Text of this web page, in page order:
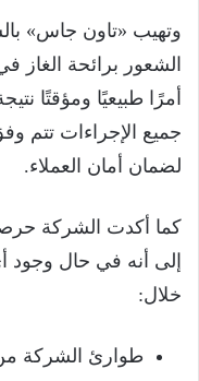
وتهيب «تاون جاس»
الشعور برائحة
أمرًا طبيعيًا ومؤقتًا
جميع الإجراءات تتم
لضمان أمان العملاء.
كما أكدت الشركة
إلى أنه في حال
خلال:
طوارئ الشركة